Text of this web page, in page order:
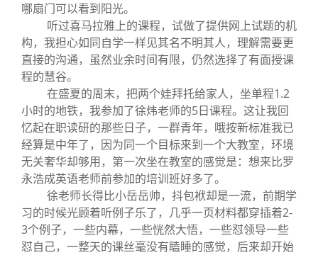
哪扇门可以看到阳光。
听过喜马拉雅上的课程，试做了提供网上试题的机
构，我担心如同自学一样见其名不明其人，理解需要更
直接的沟通，虽然业余时间有限，仍然选择了有面授课
程的慧谷。
在盛夏的周末，把两个娃拜托给家人，坐单程1.2
小时的地铁，我参加了徐炜老师的5日课程。这让我回
忆起在职读研的那些日子，一群青年，哦按新标准我已
经算是中年了，因为同一个目标来到一个大教室，环境
无关奢华却够用，第一次坐在教室的感觉是：想来比罗
永浩成英语老师前参加的培训班好多了。
徐老师长得比小岳岳帅，抖包袱却是一流，前期学
习的时候光顾着听例子乐了，几乎一页材料都穿插着2-
3个例子，一些内幕，一些恍然大悟，一些怼领导一些
怼自己，一整天的课丝毫没有瞌睡的感觉，后来却开始